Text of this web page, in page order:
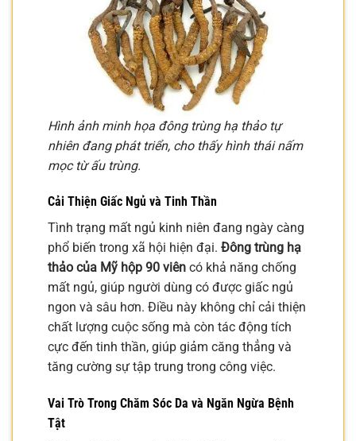
Hình ảnh minh họa đông trùng hạ thảo tự
nhiên đang phát triển, cho thấy hình thái nấm
mọc từ ấu trùng.
Cải Thiện Giấc Ngủ và Tinh Thần
Tình trạng mất ngủ kinh niên đang ngày càng
phổ biến trong xã hội hiện đại. Đông trùng hạ
thảo của Mỹ hộp 90 viên có khả năng chống
mất ngủ, giúp người dùng có được giấc ngủ
ngon và sâu hơn. Điều này không chỉ cải thiện
chất lượng cuộc sống mà còn tác động tích
cực đến tinh thần, giúp giảm căng thẳng và
tăng cường sự tập trung trong công việc.
Vai Trò Trong Chăm Sóc Da và Ngăn Ngừa Bệnh
Tật